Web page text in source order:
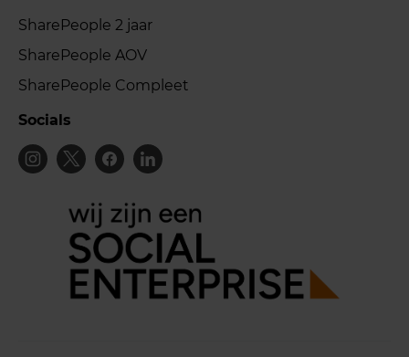
SharePeople 2 jaar
SharePeople AOV
SharePeople Compleet
Socials